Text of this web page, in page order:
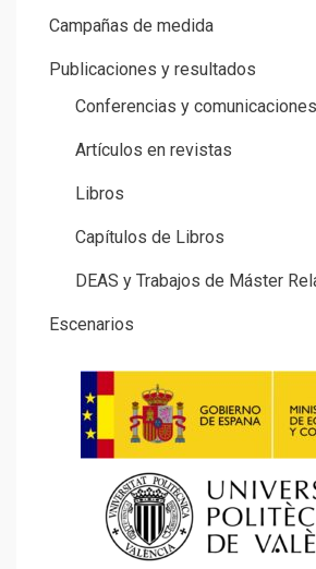
Campañas de medida
Publicaciones y resultados
Conferencias y
Artículos en revistas
Libros
Capítulos de Libros
DEAS y Trabajos de Máster
Escenarios